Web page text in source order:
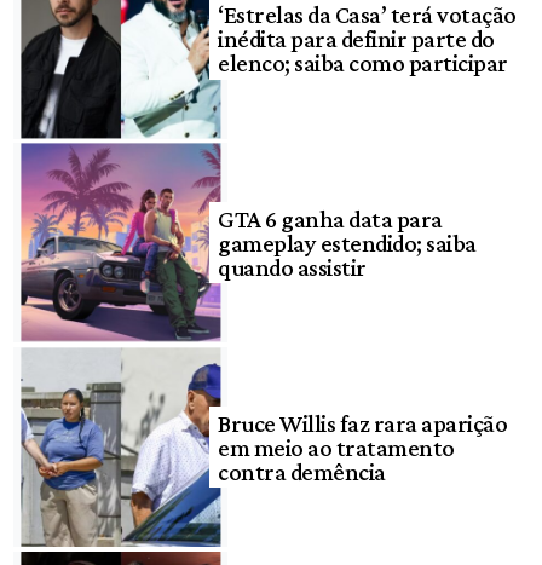
‘Estrelas da Casa’ terá votação
inédita para definir parte do
elenco; saiba como participar
GTA 6 ganha data para
gameplay estendido; saiba
quando assistir
Bruce Willis faz rara aparição
em meio ao tratamento
contra demência